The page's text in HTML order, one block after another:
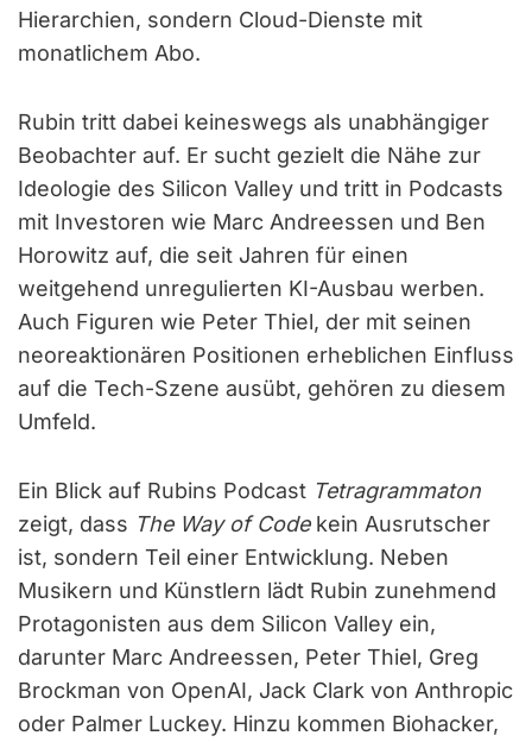
Hierarchien, sondern Cloud-Dienste mit
monatlichem Abo.
Rubin tritt dabei keineswegs als unabhängiger
Beobachter auf. Er sucht gezielt die Nähe zur
Ideologie des Silicon Valley und tritt in Podcasts
mit Investoren wie Marc Andreessen und Ben
Horowitz auf, die seit Jahren für einen
weitgehend unregulierten KI-Ausbau werben.
Auch Figuren wie Peter Thiel, der mit seinen
neoreaktionären Positionen erheblichen Einfluss
auf die Tech-Szene ausübt, gehören zu diesem
Umfeld.
Ein Blick auf Rubins Podcast Tetragrammaton
zeigt, dass The Way of Codekein Ausrutscher
ist, sondern Teil einer Entwicklung. Neben
Musikern und Künstlern lädt Rubin zunehmend
Protagonisten aus dem Silicon Valley ein,
darunter Marc Andreessen, Peter Thiel, Greg
Brockman von OpenAI, Jack Clark von Anthropic
oder Palmer Luckey. Hinzu kommen Biohacker,